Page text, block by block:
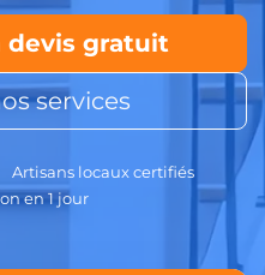
devis gratuit
services
Artisans locaux certifiés
en 1 jour